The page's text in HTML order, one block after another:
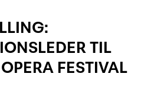
TIL
FESTIVAL